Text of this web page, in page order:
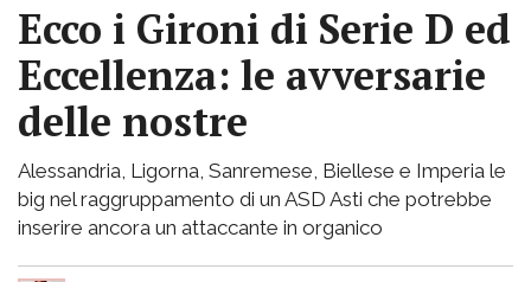
Ecco i Gironi di Serie D ed
Eccellenza: le avversarie
delle nostre
Alessandria, Ligorna, Sanremese, Biellese e Imperia le
big nel raggruppamento di un ASD Asti che potrebbe
inserire ancora un attaccante in organico